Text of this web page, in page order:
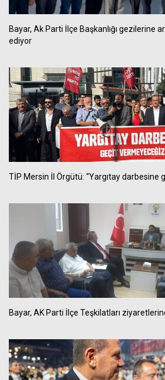
Bayar, Ak Parti İlçe Başkanlığı gezilerine
ediyor
TİP Mersin İl Örgütü: “Yargıtay darbesine
Bayar, AK Parti İlçe Teşkilatları